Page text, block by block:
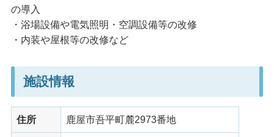
の導入
・浴場設備や電気照明・空調設備等の改修
・内装や屋根等の改修など
施設情報
住所 鹿屋市吾平町麓2973番地